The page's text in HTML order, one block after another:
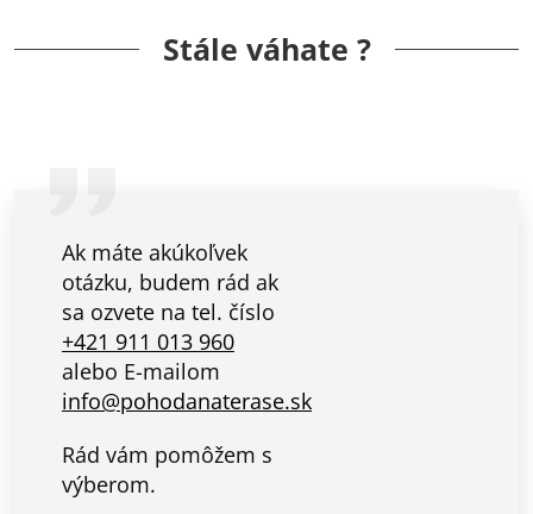
Stále váhate ?
Ak máte akúkoľvek
otázku, budem rád ak
sa ozvete na tel. číslo
+421 911 013 960
alebo E-mailom
info@pohodanaterase.sk
Rád vám pomôžem s
výberom.